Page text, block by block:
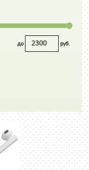
до руб.